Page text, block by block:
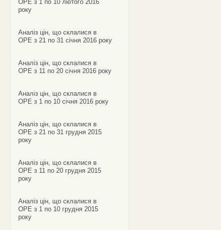
ОРЕ з 1 по 10 лютого 2016
року
Аналіз цін, що склалися в
ОРЕ з 21 по 31 січня 2016 року
Аналіз цін, що склалися в
ОРЕ з 11 по 20 січня 2016 року
Аналіз цін, що склалися в
ОРЕ з 1 по 10 січня 2016 року
Аналіз цін, що склалися в
ОРЕ з 21 по 31 грудня 2015
року
Аналіз цін, що склалися в
ОРЕ з 11 по 20 грудня 2015
року
Аналіз цін, що склалися в
ОРЕ з 1 по 10 грудня 2015
року